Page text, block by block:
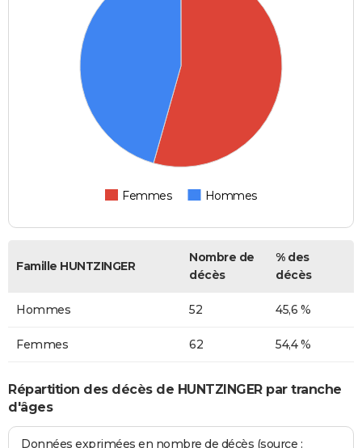
Femmes Hommes
Famille HUNTZINGER
Nombre de
décès
% des
décès
Hommes 52 45,6 %
Femmes 62 54,4 %
Répartition des décès de HUNTZINGER par tranche
d'âges
Données exprimées en nombre de décès (source :